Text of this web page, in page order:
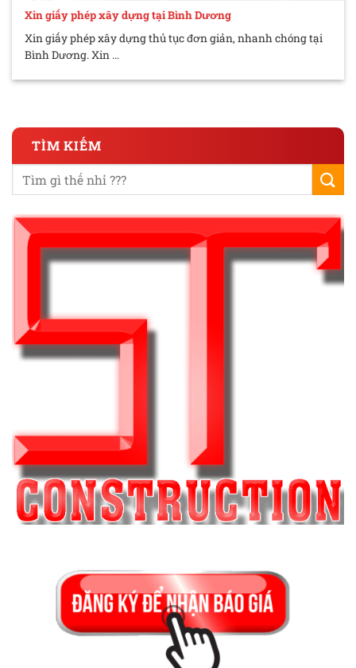
Xin giấy phép xây dựng tại Bình Dương
Xin giấy phép xây dựng thủ tục đơn giản, nhanh chóng tại
Bình Dương. Xin ...
TÌM KIẾM